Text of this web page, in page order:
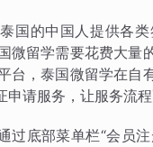
国的中国人提供各
微留学需要花费大
台，泰国微留学在自
请服务，让服务流程
过底部菜单栏“会员